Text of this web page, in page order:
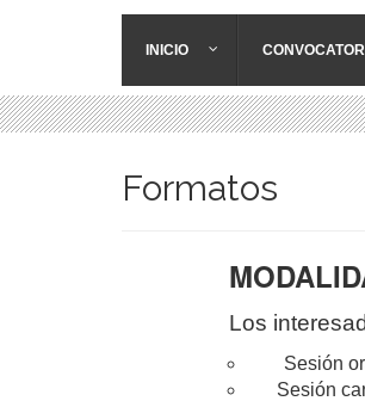
INICIO
Formatos
Los
Sesión
Sesión